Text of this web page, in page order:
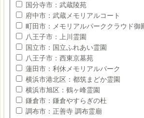
国分寺市：武蔵陵苑
府中市：武蔵メモリアルコート
町田市：メモリアルパーククラウド御
八王子市：上川霊園
国立市：国立ふれあい霊園
八王子市：西東京墓苑
蓮田市：利休メモリアルパーク
横浜市港北区：都筑まどか霊園
横浜市旭区：鶴ヶ峰霊園
鎌倉市：鎌倉やすらぎの杜
調布市：正善寺 調布霊廟